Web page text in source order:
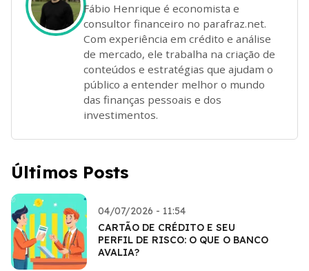
Fábio Henrique é economista e
consultor financeiro no parafraz.net.
Com experiência em crédito e análise
de mercado, ele trabalha na criação de
conteúdos e estratégias que ajudam o
público a entender melhor o mundo
das finanças pessoais e dos
investimentos.
Últimos Posts
04/07/2026 - 11:54
CARTÃO DE CRÉDITO E SEU
PERFIL DE RISCO: O QUE O BANCO
AVALIA?